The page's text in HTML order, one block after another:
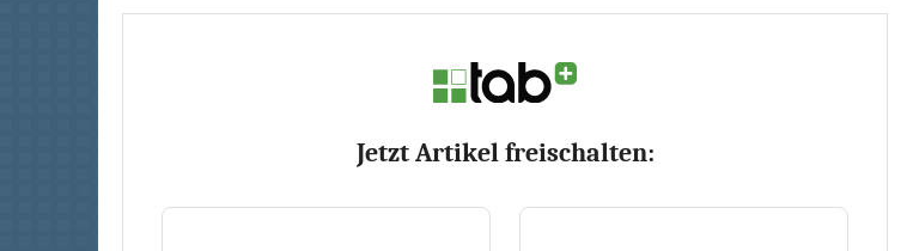
Jetzt Artikel freischalten: